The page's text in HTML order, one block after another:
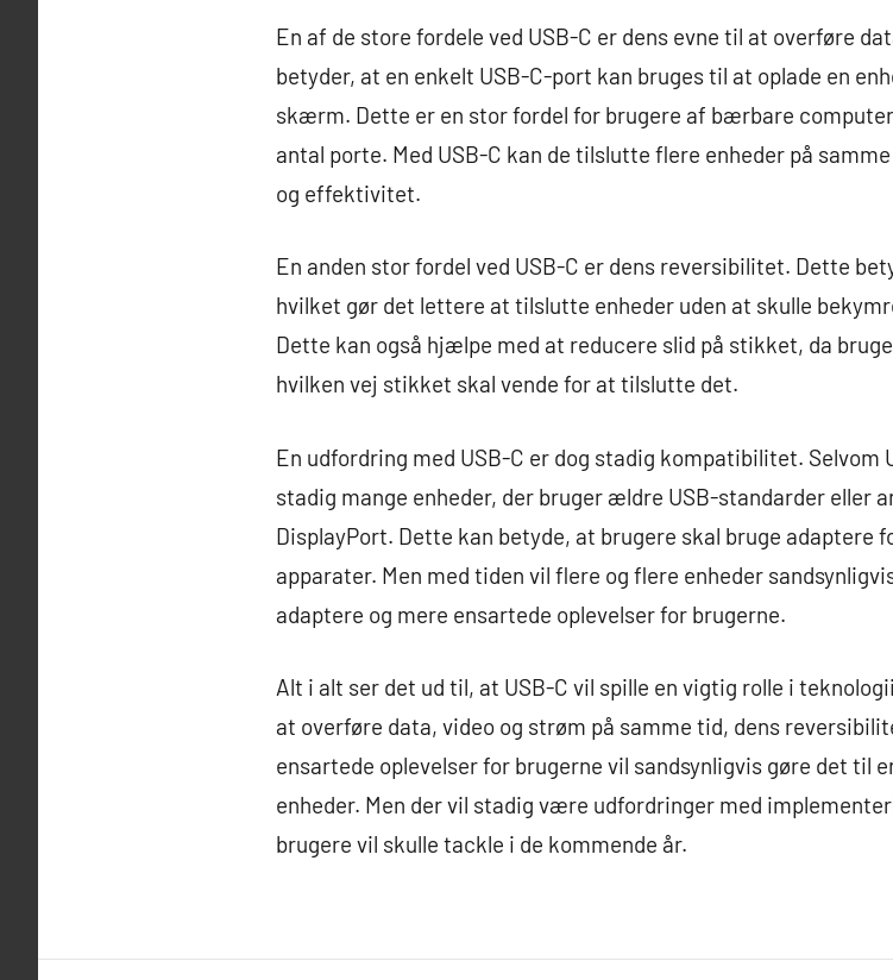
En af de store fordele ved USB-C er dens evne til at overføre
betyder, at en enkelt USB-C-port kan bruges til at oplade en
skærm. Dette er en stor fordel for brugere af bærbare
antal porte. Med USB-C kan de tilslutte flere enheder på
og effektivitet.
En anden stor fordel ved USB-C er dens reversibilitet. Dette
hvilket gør det lettere at tilslutte enheder uden at skulle
Dette kan også hjælpe med at reducere slid på stikket, da
hvilken vej stikket skal vende for at tilslutte det.
En udfordring med USB-C er dog stadig kompatibilitet.
stadig mange enheder, der bruger ældre USB-standarder eller
DisplayPort. Dette kan betyde, at brugere skal bruge
apparater. Men med tiden vil flere og flere enheder
adaptere og mere ensartede oplevelser for brugerne.
Alt i alt ser det ud til, at USB-C vil spille en vigtig rolle i
at overføre data, video og strøm på samme tid, dens
ensartede oplevelser for brugerne vil sandsynligvis gøre det
enheder. Men der vil stadig være udfordringer med
brugere vil skulle tackle i de kommende år.